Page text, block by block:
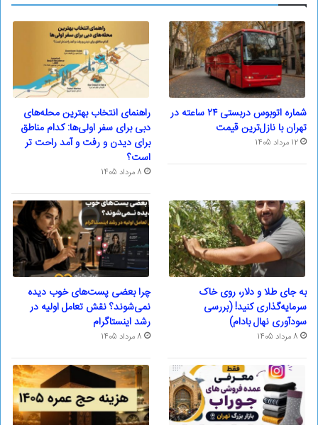
شماره اتوبوس دربستی ۲۴ ساعته در
تهران با نازل‌ترین قیمت
12 مرداد 1405
راهنمای انتخاب بهترین محله‌های
دبی برای سفر اولی‌ها: کدام مناطق
برای دیدن و رفت و آمد راحت تر
است؟
8 مرداد 1405
به جای طلا و دلار، روی خاک
سرمایه‌گذاری کنید! (بررسی
سودآوری نهال بادام)
8 مرداد 1405
چرا بعضی پست‌های خوب دیده
نمی‌شوند؟ نقش تعامل اولیه در
رشد اینستاگرام
8 مرداد 1405